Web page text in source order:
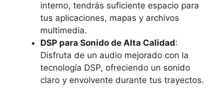
interno, tendrás suficiente espacio para
tus aplicaciones, mapas y archivos
multimedia.
DSP para Sonido de Alta Calidad:
Disfruta de un audio mejorado con la
tecnología DSP, ofreciendo un sonido
claro y envolvente durante tus trayectos.